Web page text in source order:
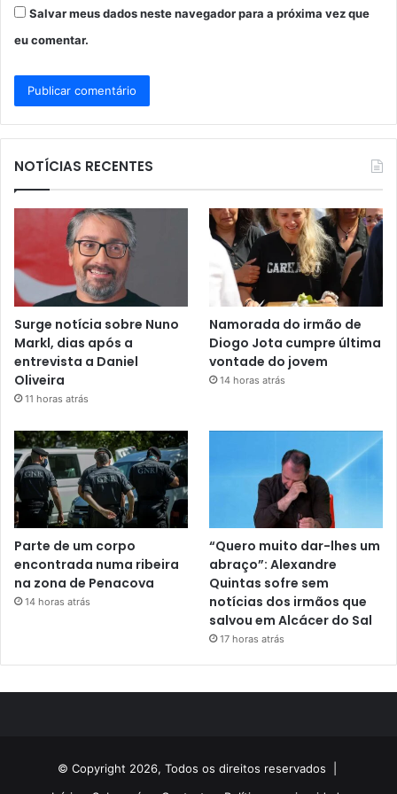
Salvar meus dados neste navegador para a próxima vez que
eu comentar.
NOTÍCIAS RECENTES
Surge notícia sobre Nuno
Markl, dias após a
entrevista a Daniel
Oliveira
11 horas atrás
Namorada do irmão de
Diogo Jota cumpre última
vontade do jovem
14 horas atrás
Parte de um corpo
encontrada numa ribeira
na zona de Penacova
14 horas atrás
“Quero muito dar-lhes um
abraço”: Alexandre
Quintas sofre sem
notícias dos irmãos que
salvou em Alcácer do Sal
17 horas atrás
© Copyright 2026, Todos os direitos reservados |